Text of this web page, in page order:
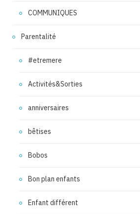
COMMUNIQUES
Parentalité
#etremere
Activités&Sorties
anniversaires
bêtises
Bobos
Bon plan enfants
Enfant différent